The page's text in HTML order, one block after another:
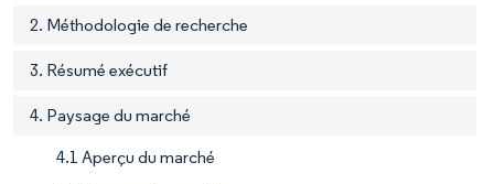
2. Méthodologie de recherche
3. Résumé exécutif
4. Paysage du marché
4.1 Aperçu du marché